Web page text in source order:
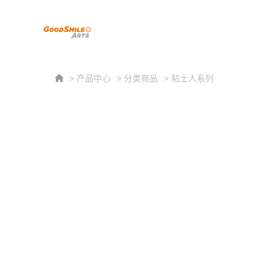
> 产品中心 > 分类商品 > 粘土人系列